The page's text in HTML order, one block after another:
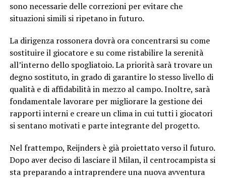
sono necessarie delle correzioni per evitare che
situazioni simili si ripetano in futuro.
La dirigenza rossonera dovrà ora concentrarsi su come
sostituire il giocatore e su come ristabilire la serenità
all’interno dello spogliatoio. La priorità sarà trovare un
degno sostituto, in grado di garantire lo stesso livello di
qualità e di affidabilità in mezzo al campo. Inoltre, sarà
fondamentale lavorare per migliorare la gestione dei
rapporti interni e creare un clima in cui tutti i giocatori
si sentano motivati e parte integrante del progetto.
Nel frattempo, Reijnders è già proiettato verso il futuro.
Dopo aver deciso di lasciare il Milan, il centrocampista si
sta preparando a intraprendere una nuova avventura